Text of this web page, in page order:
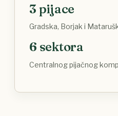
3 pijace
Gradska, Borjak i
6 sektora
Centralnog pijačnog